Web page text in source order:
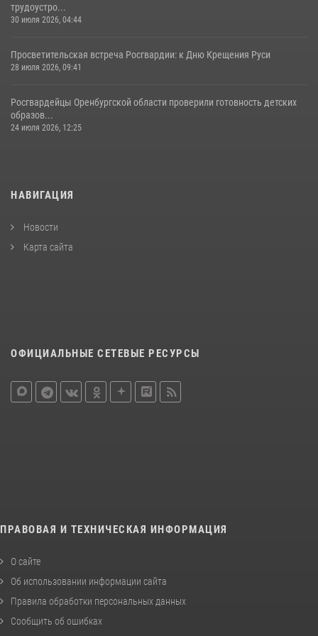
трудоустро...
30 июля 2026, 04:44
Просветительская встреча Росгвардии: к Дню Крещения Руси
28 июля 2026, 09:41
Росгвардейцы Оренбургской области проверили готовность детских
образов...
24 июля 2026, 12:25
НАВИГАЦИЯ
Новости
Карта сайта
ОФИЦИАЛЬНЫЕ СЕТЕВЫЕ РЕСУРСЫ
ПРАВОВАЯ И ТЕХНИЧЕСКАЯ ИНФОРМАЦИЯ
О сайте
Об использовании информации сайта
Правила обработки персональных данных
Сообщить об ошибках